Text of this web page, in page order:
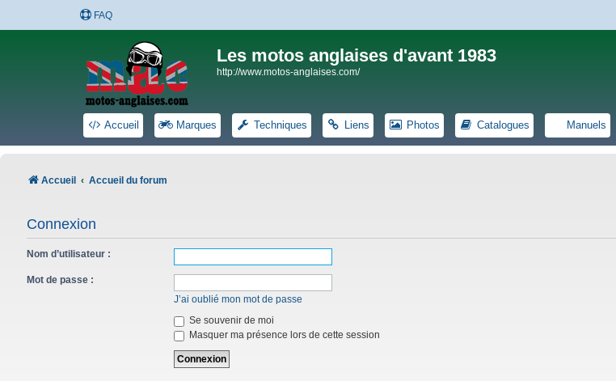
FAQ
Les motos anglaises d'avant 1983
http://www.motos-anglaises.com/
Accueil Marques Techniques Liens Photos Catalogues Manuels
Accueil Accueil du forum
Connexion
Nom d’utilisateur :
Mot de passe :
J’ai oublié mon mot de passe
Se souvenir de moi
Masquer ma présence lors de cette session